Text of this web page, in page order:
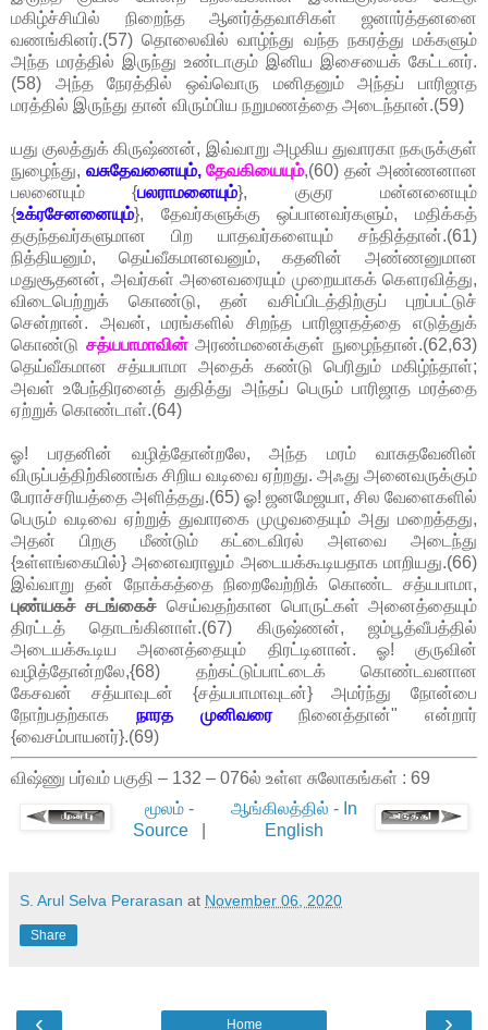
மகிழ்ச்சியில் நிறைந்த ஆனர்த்தவாசிகள் ஜனார்த்தனனை
வணங்கினர்.(57) தொலைவில் வாழ்ந்து வந்த நகரத்து மக்களும்
அந்த மரத்தில் இருந்து உண்டாகும் இனிய இசையைக் கேட்டனர்.
(58) அந்த நேரத்தில் ஒவ்வொரு மனிதனும் அந்தப் பாரிஜாத
மரத்தில் இருந்து தான் விரும்பிய நறுமணத்தை அடைந்தான்.(59)
யது குலத்துக் கிருஷ்ணன், இவ்வாறு அழகிய துவாரகா நகருக்குள்
நுழைந்து, வசுதேவனையும், தேவகியையும்,(60) தன் அண்ணனான
பலனையும் {பலராமனையும்}, குகுர மன்னனையும்
{உக்ரசேனனையும்}, தேவர்களுக்கு ஒப்பானவர்களும், மதிக்கத்
தகுந்தவர்களுமான பிற யாதவர்களையும் சந்தித்தான்.(61)
நித்தியனும், தெய்வீகமானவனும், கதனின் அண்ணனுமான
மதுசூதனன், அவர்கள் அனைவரையும் முறையாகக் கௌரவித்து,
விடைபெற்றுக் கொண்டு, தன் வசிப்பிடத்திற்குப் புறப்பட்டுச்
சென்றான். அவன், மரங்களில் சிறந்த பாரிஜாதத்தை எடுத்துக்
கொண்டு சத்யபாமாவின்அரண்மனைக்குள் நுழைந்தான்.(62,63)
தெய்வீகமான சத்யபாமா அதைக் கண்டு பெரிதும் மகிழ்ந்தாள்;
அவள் உபேந்திரனைத் துதித்து அந்தப் பெரும் பாரிஜாத மரத்தை
ஏற்றுக் கொண்டாள்.(64)
ஓ! பரதனின் வழித்தோன்றலே, அந்த மரம் வாசுதவேனின்
விருப்பத்திற்கிணங்க சிறிய வடிவை ஏற்றது. அஃது அனைவருக்கும்
பேராச்சரியத்தை அளித்தது.(65) ஓ! ஜனமேஜயா, சில வேளைகளில்
பெரும் வடிவை ஏற்றுத் துவாரகை முழுவதையும் அது மறைத்தது,
அதன் பிறகு மீண்டும் கட்டைவிரல் அளவை அடைந்து
{உள்ளங்கையில்} அனைவராலும் அடையக்கூடியதாக மாறியது.(66)
இவ்வாறு தன் நோக்கத்தை நிறைவேற்றிக் கொண்ட சத்யபாமா,
புண்யகச் சடங்கைச் செய்வதற்கான பொருட்கள் அனைத்தையும்
திரட்டத் தொடங்கினாள்.(67) கிருஷ்ணன், ஜம்பூத்வீபத்தில்
அடையக்கூடிய அனைத்தையும் திரட்டினான். ஓ! குருவின்
வழித்தோன்றலே,{68) தற்கட்டுப்பாட்டைக் கொண்டவனான
கேசவன் சத்யாவுடன் {சத்யபாமாவுடன்} அமர்ந்து நோன்பை
நோற்பதற்காக நாரத முனிவரைநினைத்தான்" என்றார்
{வைசம்பாயனர்}.(69)
விஷ்ணு பர்வம் பகுதி – 132 – 076ல் உள்ள சுலோகங்கள் : 69
மூலம் -
Source|
ஆங்கிலத்தில் - In
English
S. Arul Selva Perarasan at November 06, 2020
Share
‹ ›
Home